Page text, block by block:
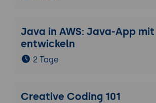
Java in AWS: Java-App
entwickeln
2 Tage
Creative Coding 101